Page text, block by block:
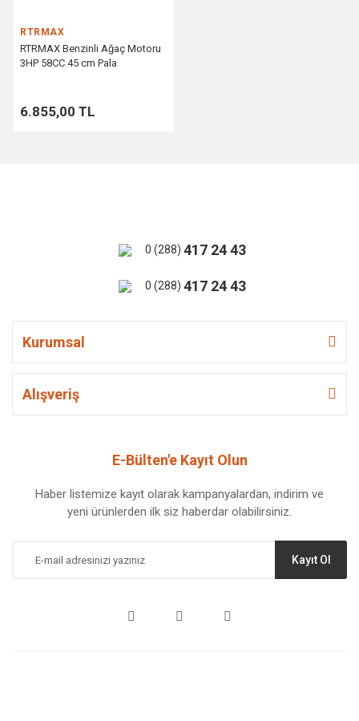
RTRMAX
RTRMAX Benzinli Ağaç Motoru
3HP 58CC 45 cm Pala
6.855,00 TL
0 (288) 417 24 43
0 (288) 417 24 43
Kurumsal
Alışveriş
E-Bülten'e Kayıt Olun
Haber listemize kayıt olarak kampanyalardan, indirim ve
yeni ürünlerden ilk siz haberdar olabilirsiniz.
Kayıt Ol